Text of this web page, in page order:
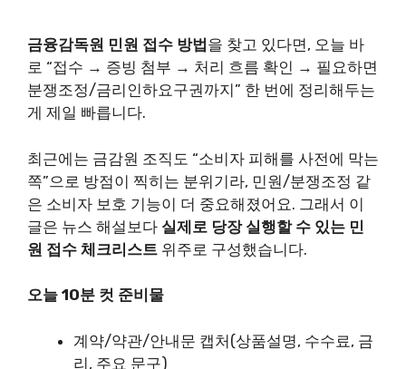
금융감독원 민원 접수 방법 을 찾고 있다면, 오늘 바
로 “접수 → 증빙 첨부 → 처리 흐름 확인 → 필요하면
분쟁조정/금리인하요구권까지” 한 번에 정리해두는
게 제일 빠릅니다.
최근에는 금감원 조직도 “소비자 피해를 사전에 막는
쪽”으로 방점이 찍히는 분위기라, 민원/분쟁조정 같
은 소비자 보호 기능이 더 중요해졌어요. 그래서 이
글은 뉴스 해설보다 실제로 당장 실행할 수 있는 민
원 접수 체크리스트 위주로 구성했습니다.
오늘 10분 컷 준비물
계약/약관/안내문 캡처(상품설명, 수수료, 금
리, 주요 문구)